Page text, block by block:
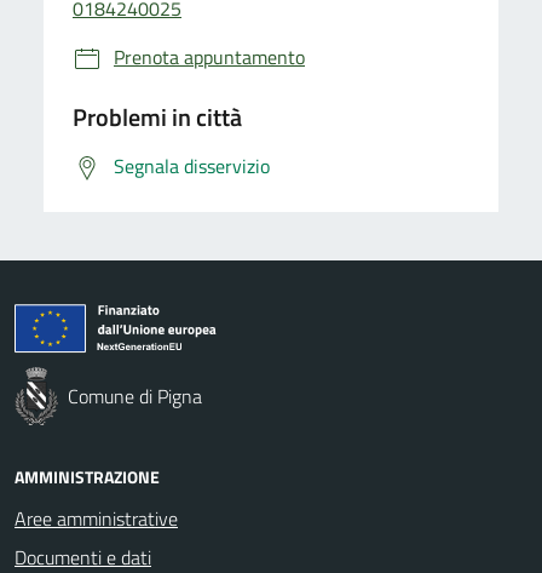
0184240025
Prenota appuntamento
Problemi in città
Segnala disservizio
Comune di Pigna
AMMINISTRAZIONE
Aree amministrative
Documenti e dati